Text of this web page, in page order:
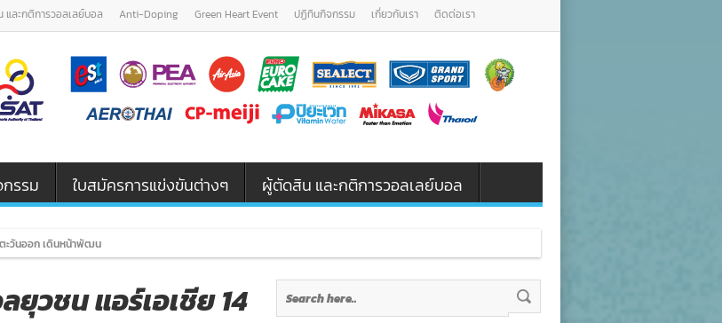
ละกติการวอลเลย์บอล Anti-Doping Green Heart Event ปฏิทินกิจกรรม เกี่ยวกับเรา ติดต่อเรา
รรม ใบสมัครการแข่งขันต่างๆ ผู้ตัดสิน และกติการวอลเลย์บอล
วันออก เดินหน้าพัฒนาเยาวชนและผู้ฝึกสอนวอลเลย์บอล รุ่น U12 / U18
วชน แอร์เอเชีย 14